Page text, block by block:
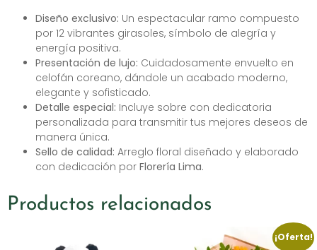
Diseño exclusivo: Un espectacular ramo compuesto
por 12 vibrantes girasoles, símbolo de alegría y
energía positiva.
Presentación de lujo: Cuidadosamente envuelto en
celofán coreano, dándole un acabado moderno,
elegante y sofisticado.
Detalle especial: Incluye sobre con dedicatoria
personalizada para transmitir tus mejores deseos de
manera única.
Sello de calidad: Arreglo floral diseñado y elaborado
con dedicación por Florería Lima.
Productos relacionados
¡Oferta!